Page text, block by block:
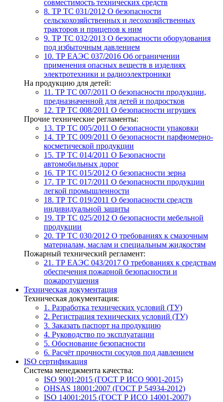
совместимость технических средств
8. ТР ТС 031/2012 О безопасности
сельскохозяйственных и лесохозяйственных
тракторов и прицепов к ним
9. ТР ТС 032/2013 О безопасности оборудования
под избыточным давлением
10. ТР ЕАЭС 037/2016 Об ограничении
применения опасных веществ в изделиях
электротехники и радиоэлектроники
На продукцию для детей:
11. ТР ТС 007/2011 О безопасности продукции,
предназначенной для детей и подростков
12. ТР ТС 008/2011 О безопасности игрушек
Прочие технические регламенты:
13. ТР ТС 005/2011 О безопасности упаковки
14. ТР ТС 009/2011 О безопасности парфюмерно-
косметической продукции
15. ТР ТС 014/2011 О Безопасности
автомобильных дорог
16. ТР ТС 015/2012 О безопасности зерна
17. ТР ТС 017/2011 О безопасности продукции
легкой промышленности
18. ТР ТС 019/2011 О безопасности средств
индивидуальной защиты
19. ТР ТС 025/2012 О безопасности мебельной
продукции
20. ТР ТС 030/2012 О требованиях к смазочным
материалам, маслам и специальным жидкостям
Пожарный технический регламент:
21. ТР ЕАЭС 043/2017 О требованиях к средствам
обеспечения пожарной безопасности и
пожаротушения
Техническая документация
Техническая документация:
1. Разработка технических условий (ТУ)
2. Регистрация технических условий (ТУ)
3. Заказать паспорт на продукцию
4. Руководство по эксплуатации
5. Обоснование безопасности
6. Расчёт прочности сосудов под давлением
ISO сертификация
Система менеджмента качества:
ISO 9001:2015 (ГОСТ Р ИСО 9001-2015)
OHSAS 18001:2007 (ГОСТ Р 54934-2012)
ISO 14001:2015 (ГОСТ Р ИСО 14001-2007)